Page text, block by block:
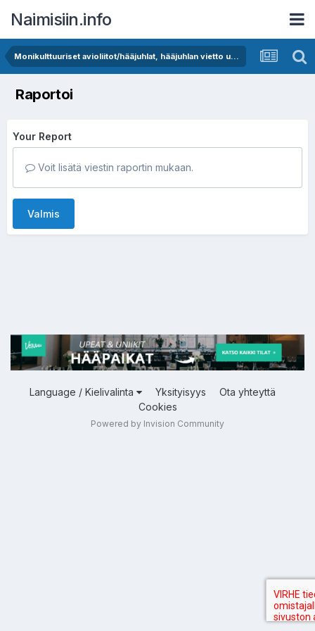
Naimisiin.info
Monikulttuuriset avioliitot/hääjuhlat, hääjuhlan vietto ulkomailla
Raportoi
Your Report
Voit lisätä viestin raportin mukaan.
Valmis
Language / Kielivalinta Yksityisyys
Ota yhteyttä
Cookies
Powered by Invision Community